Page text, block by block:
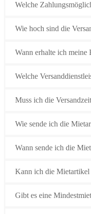
Welche
Wie hoch sind die
Wann erhalte ich meine
Welche
Muss ich die
Wie sende ich die
Wann sende ich die
Kann ich die Mietartikel
Gibt es eine